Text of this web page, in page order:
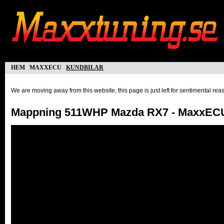
hem maxxecu kundbilar
We are moving away from this website, this page is just left for sentimental
Mappning 511WHP Mazda RX7 -